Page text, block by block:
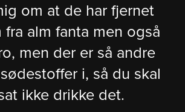
om at de har fjernet
fra alm fanta men også
men der er så andre
i, så du skal
ikke drikke det.